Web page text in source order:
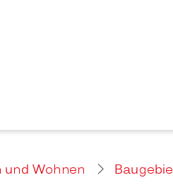
und Wohnen